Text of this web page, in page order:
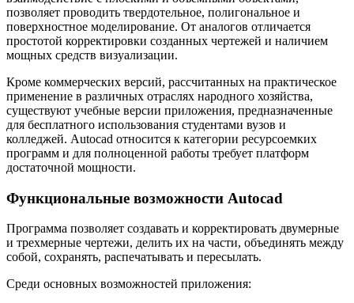
позволяет проводить твердотельное, полигональное и
поверхностное моделирование. От аналогов отличается
простотой корректировки созданных чертежей и наличием
мощных средств визуализации.
Кроме коммерческих версий, рассчитанных на практическое
применение в различных отраслях народного хозяйства,
существуют учебные версии приложения, предназначенные
для бесплатного использования студентами вузов и
колледжей. Autocad относится к категории ресурсоемких
программ и для полноценной работы требует платформ
достаточной мощности.
Функциональные возможности Autocad
Программа позволяет создавать и корректировать двумерные
и трехмерные чертежи, делить их на части, объединять между
собой, сохранять, распечатывать и пересылать.
Среди основных возможностей приложения: